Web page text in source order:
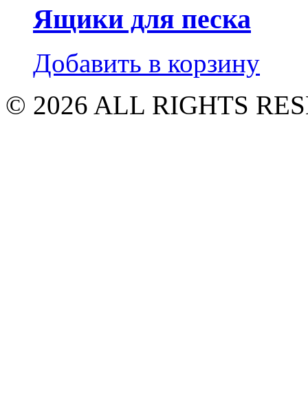
Ящики для песка
Добавить в корзину
© 2026 ALL RIGHTS